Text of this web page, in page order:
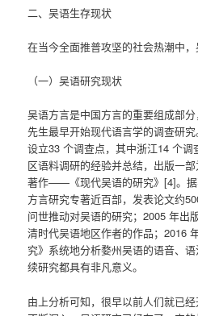
二、吴语生存现状
在当今全面推普攻坚的社会热潮中，
（一）吴语研究现状
吴语方言是中国方言的重要组成部
先生最早开始现代语言学的调查研究
设立33 个调查点，其中浙江14 个
区语料调研的经验并总结，出版一
著作——《现代吴语的研究》[4]。
方言研究专著近百部，发表论文约
问世推动对吴语的研究；2005 年出
清时代吴语地区作者的作品；2016
究》系统地分析婺州吴语的语音、
续研究都具有非凡意义。
由上分析可知，很早以前人们就已